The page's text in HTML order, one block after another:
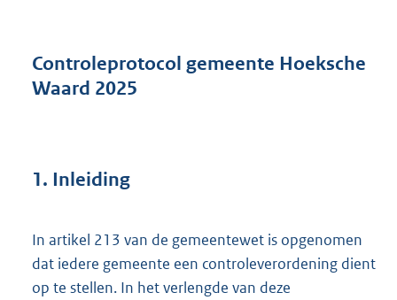
r
M
b
Controleprotocol gemeente Hoeksche
Waard 2025
1. Inleiding
In artikel 213 van de gemeentewet is opgenomen
dat iedere gemeente een controleverordening dient
op te stellen. In het verlengde van deze